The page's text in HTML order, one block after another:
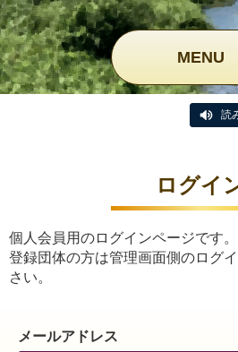
MENU
読
ログイ
個人会員用のログインページです。
登録団体の方は管理画面側のログ
さい。
メールアドレス